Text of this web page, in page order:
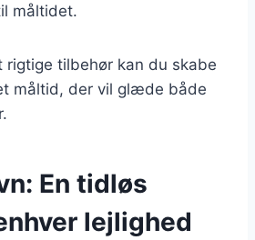
måltidet.
tilbehør kan du skabe
måltid, der vil glæde både
En tidløs
lejlighed